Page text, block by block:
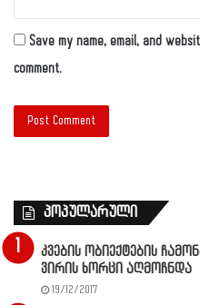
Save my name, email, and
comment.
პოპულარული
კვების ობიექტების
ვირის ხორცი აღმოჩნდა
19/12/2017